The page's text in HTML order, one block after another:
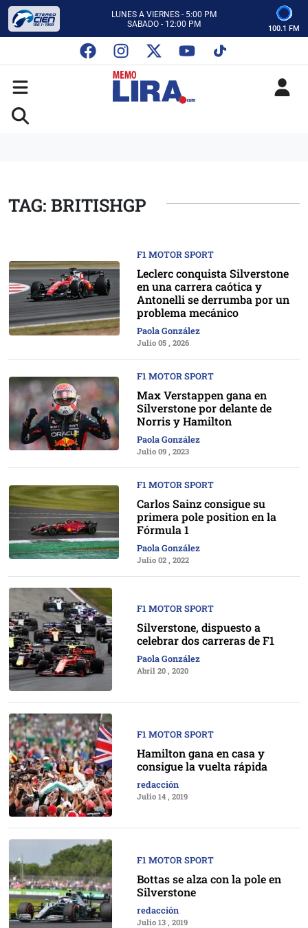
LUNES A VIERNES - 5:00 PM
SABADO - 12:00 PM
CON MEMO LIRA Y SU EQUIPO
LUNES A VIERNES - 5:00 PM
SABADO - 12:00 PM
100.1 FM
TAG: BRITISHGP
F1 MOTOR SPORT
Leclerc conquista Silverstone
en una carrera caótica y
Antonelli se derrumba por un
problema mecánico
Paola González
Julio 05 , 2026
F1 MOTOR SPORT
Max Verstappen gana en
Silverstone por delante de
Norris y Hamilton
Paola González
Julio 09 , 2023
F1 MOTOR SPORT
Carlos Sainz consigue su
primera pole position en la
Fórmula 1
Paola González
Julio 02 , 2022
F1 MOTOR SPORT
Silverstone, dispuesto a
celebrar dos carreras de F1
Paola González
Abril 20 , 2020
F1 MOTOR SPORT
Hamilton gana en casa y
consigue la vuelta rápida
redacción
Julio 14 , 2019
F1 MOTOR SPORT
Bottas se alza con la pole en
Silverstone
redacción
Julio 13 , 2019